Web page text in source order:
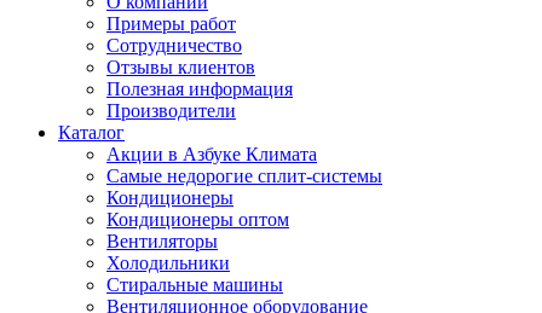
Примеры работ
Сотрудничество
Отзывы клиентов
Полезная информация
Производители
Каталог
Акции в Азбуке Климата
Самые недорогие сплит-системы
Кондиционеры
Кондиционеры оптом
Вентиляторы
Холодильники
Стиральные машины
Вентиляционное оборудование